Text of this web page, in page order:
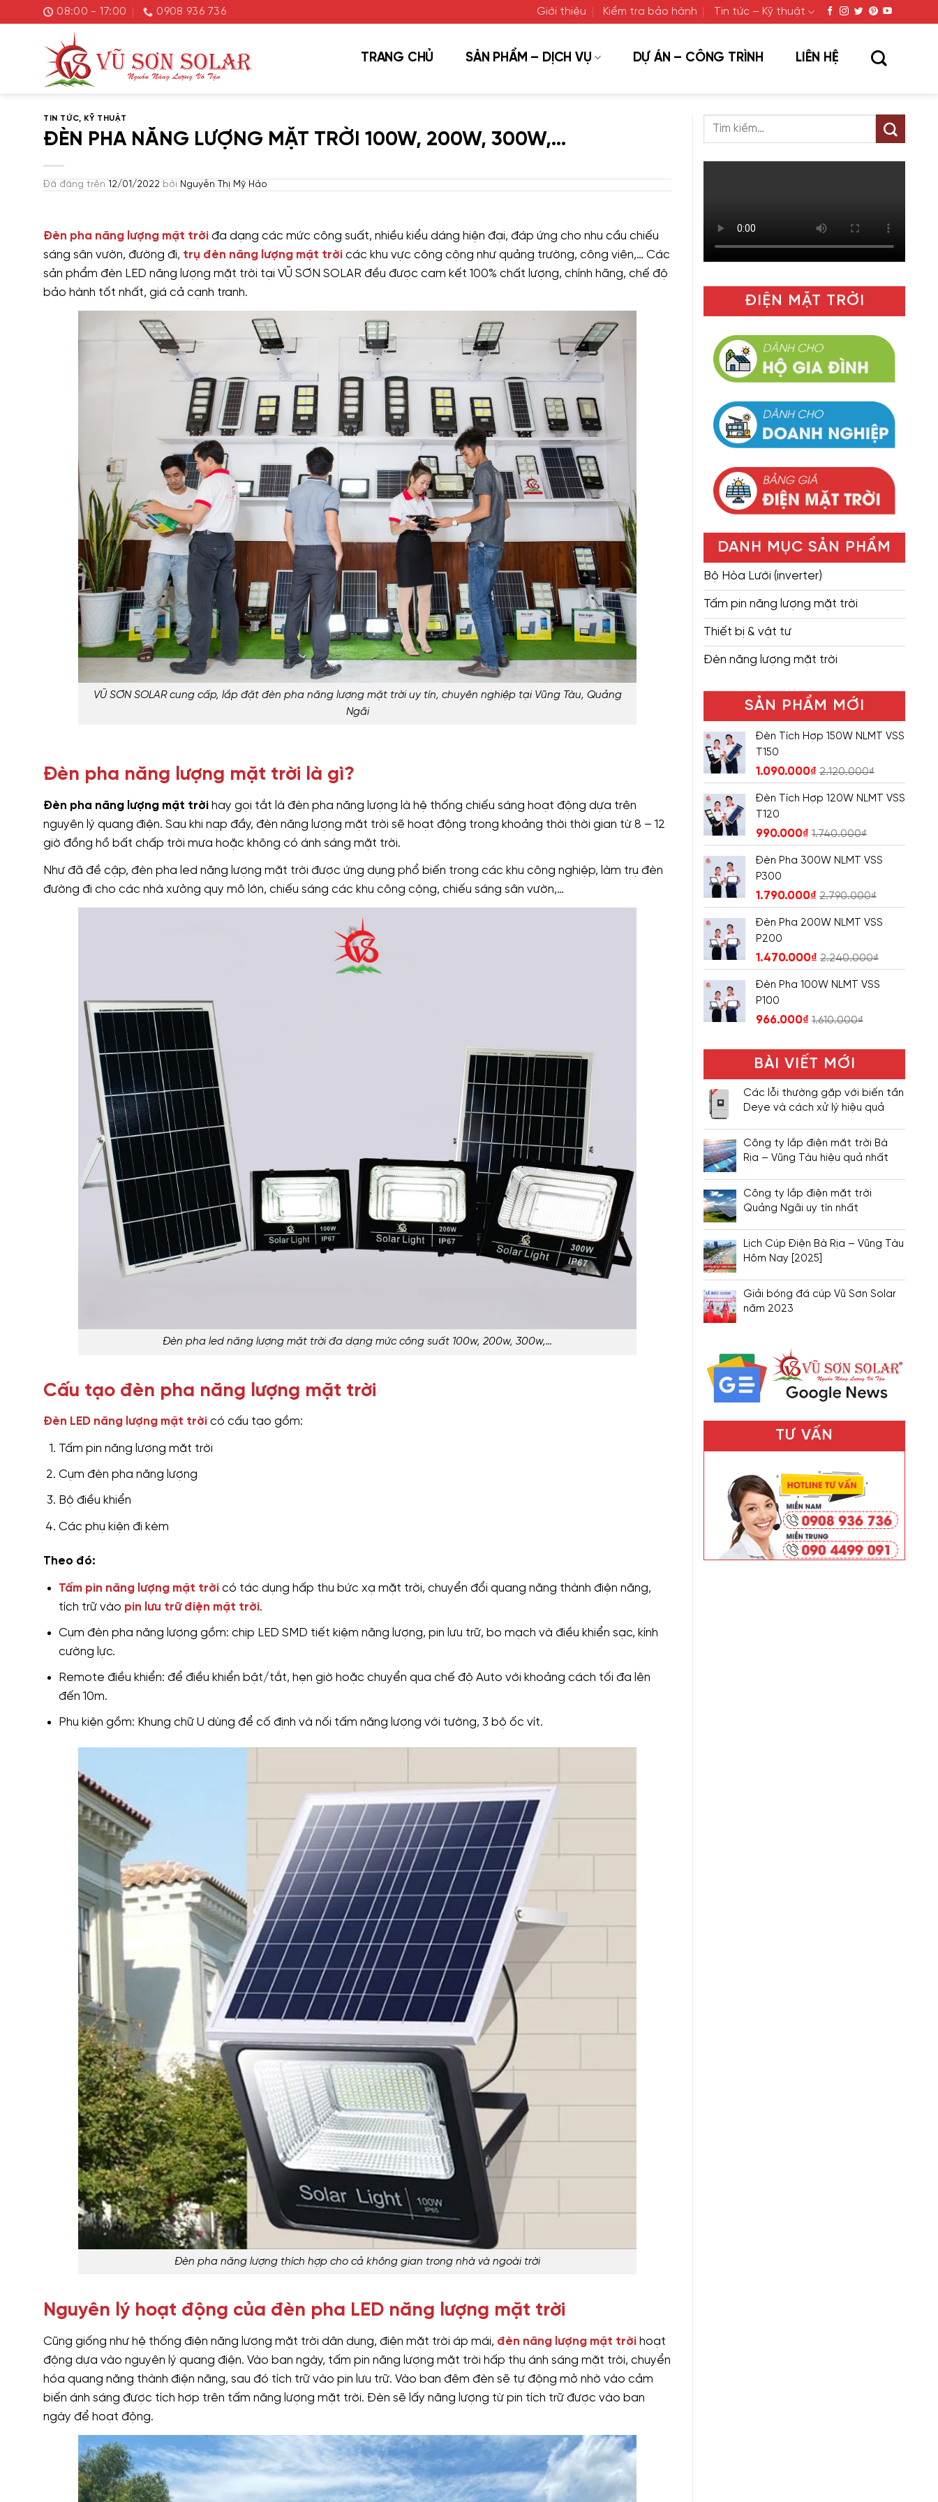
đến
08:00 - 17:00 0908 936 736 Giới thiệu Kiểm tra bảo hành Tin tức – Kỹ thuật
TRANG CHỦ SẢN PHẨM – DỊCH VỤ DỰ ÁN – CÔNG TRÌNH LIÊN HỆ
TIN TỨC, KỸ THUẬT
ĐÈN PHA NĂNG LƯỢNG MẶT TRỜI 100W, 200W, 300W,…
Đã đăng trên 12/01/2022 bởi Nguyễn Thị Mỹ Hảo
Đèn pha năng lượng mặt trời đa dạng các mức công suất, nhiều kiểu dáng hiện đại, đáp ứng cho nhu cầu chiếu
sáng sân vườn, đường đi, trụ đèn năng lượng mặt trời các khu vực công cộng như quảng trường, công viên,… Các
sản phẩm đèn LED năng lượng mặt trời tại VŨ SƠN SOLAR đều được cam kết 100% chất lượng, chính hãng, chế độ
bảo hành tốt nhất, giá cả cạnh tranh.
VŨ SƠN SOLAR cung cấp, lắp đặt đèn pha năng lượng mặt trời uy tín, chuyên nghiệp tại Vũng Tàu, Quảng
Ngãi
Đèn pha năng lượng mặt trời là gì?
Đèn pha năng lượng mặt trời hay gọi tắt là đèn pha năng lượng là hệ thống chiếu sáng hoạt động dựa trên
nguyên lý quang điện. Sau khi nạp đầy, đèn năng lượng mặt trời sẽ hoạt động trong khoảng thời thời gian từ 8 – 12
giờ đồng hồ bất chấp trời mưa hoặc không có ánh sáng mặt trời.
Như đã đề cập, đèn pha led năng lượng mặt trời được ứng dụng phổ biến trong các khu công nghiệp, làm trụ đèn
đường đi cho các nhà xưởng quy mô lớn, chiếu sáng các khu công cộng, chiếu sáng sân vườn,…
Đèn pha led năng lượng mặt trời đa dạng mức công suất 100w, 200w, 300w,…
Cấu tạo đèn pha năng lượng mặt trời
Đèn LED năng lượng mặt trời có cấu tạo gồm:
Tấm pin năng lượng mặt trời
Cụm đèn pha năng lượng
Bộ điều khiển
Các phụ kiện đi kèm
Theo đó:
Tấm pin năng lượng mặt trời có tác dụng hấp thu bức xạ mặt trời, chuyển đổi quang năng thành điện năng,
tích trữ vào pin lưu trữ điện mặt trời.
Cụm đèn pha năng lượng gồm: chip LED SMD tiết kiệm năng lượng, pin lưu trữ, bo mạch và điều khiển sạc, kính
cường lực.
Remote điều khiển: để điều khiển bật/tắt, hẹn giờ hoặc chuyển qua chế độ Auto với khoảng cách tối đa lên
đến 10m.
Phụ kiện gồm: Khung chữ U dùng để cố định và nối tấm năng lượng với tường, 3 bộ ốc vít.
Đèn pha năng lượng thích hợp cho cả không gian trong nhà và ngoài trời
Nguyên lý hoạt động của đèn pha LED năng lượng mặt trời
Cũng giống như hệ thống điện năng lượng mặt trời dân dụng, điện mặt trời áp mái, đèn năng lượng mặt trời hoạt
động dựa vào nguyên lý quang điện. Vào ban ngày, tấm pin năng lượng mặt trời hấp thụ ánh sáng mặt trời, chuyển
hóa quang năng thành điện năng, sau đó tích trữ vào pin lưu trữ. Vào ban đêm đèn sẽ tự động mở nhờ vào cảm
biến ánh sáng được tích hợp trên tấm năng lượng mặt trời. Đèn sẽ lấy năng lượng từ pin tích trữ được vào ban
ngày để hoạt động.
ĐIỆN MẶT TRỜI
DANH MỤC SẢN PHẨM
Bộ Hòa Lưới (inverter)
Tấm pin năng lượng mặt trời
Thiết bị & vật tư
Đèn năng lượng mặt trời
SẢN PHẨM MỚI
Đèn Tích Hợp 150W NLMT VSS
T150
1.090.000₫ 2.120.000₫
Đèn Tích Hợp 120W NLMT VSS
T120
990.000₫ 1.740.000₫
Đèn Pha 300W NLMT VSS
P300
1.790.000₫ 2.790.000₫
Đèn Pha 200W NLMT VSS
P200
1.470.000₫ 2.240.000₫
Đèn Pha 100W NLMT VSS
P100
966.000₫ 1.610.000₫
BÀI VIẾT MỚI
Các lỗi thường gặp với biến tần
Deye và cách xử lý hiệu quả
Công ty lắp điện mặt trời Bà
Rịa – Vũng Tàu hiệu quả nhất
Công ty lắp điện mặt trời
Quảng Ngãi uy tín nhất
Lịch Cúp Điện Bà Rịa – Vũng Tàu
Hôm Nay [2025]
Giải bóng đá cúp Vũ Sơn Solar
năm 2023
TƯ VẤN